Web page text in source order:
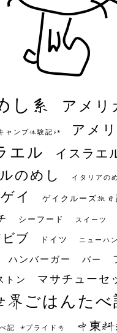
し系 アメリ
ャンプ体験記S3 アメ
エル イスラエ
のめし イタリアの
ゲイ ゲイクルーズ旅日
シーフード スイーツ
ブ ドイツ ニューハ
ハンバーガー バー
トン マサチューセ
界ごはんたべ
記 #プライド号 中東料